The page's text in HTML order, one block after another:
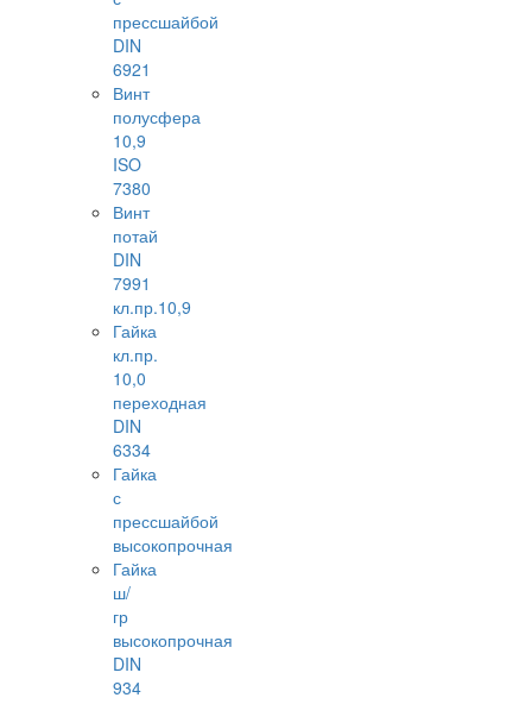
прессшайбой
DIN
6921
Винт
полусфера
10,9
ISO
7380
Винт
потай
DIN
7991
кл.пр.10,9
Гайка
кл.пр.
10,0
переходная
DIN
6334
Гайка
с
прессшайбой
высокопрочная
Гайка
ш/
гр
высокопрочная
DIN
934